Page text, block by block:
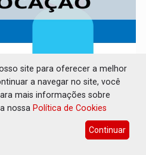
SEATER/RO
06 de Agosto de 2026 às 14:07
site para oferecer a melhor
a navegar no site, você
mais informações sobre
nossa Política de Cookies
Continuar